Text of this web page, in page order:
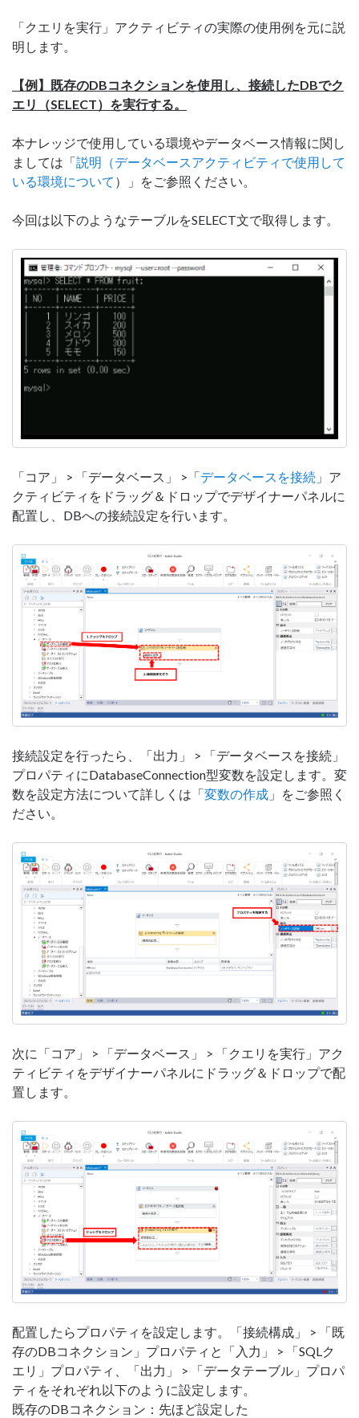
「クエリを実行」アクティビティの実際の使用例を元に説
明します。
【例】既存のDBコネクションを使用し、接続したDBでク
エリ（SELECT）を実行する。
本ナレッジで使用している環境やデータベース情報に関し
ましては「説明（データベースアクティビティで使用して
いる環境について ）」をご参照ください。
今回は以下のようなテーブルをSELECT文で取得します。
「コア」 > 「データベース」 >「データベースを接続 」ア
クティビティをドラッグ＆ドロップでデザイナーパネルに
配置し、DBへの接続設定を行います。
接続設定を行ったら、「出力」 > 「データベースを接続」
プロパティにDatabaseConnection型変数を設定します。変
数を設定方法について詳しくは「変数の作成 」をご参照く
ださい。
次に「コア」 > 「データベース」 > 「クエリを実行」アク
ティビティをデザイナーパネルにドラッグ＆ドロップで配
置します。
配置したらプロパティを設定します。「接続構成」 > 「既
存のDBコネクション」プロパティと「入力」 > 「SQLク
エリ」プロパティ、「出力」 > 「データテーブル」プロパ
ティをそれぞれ以下のように設定します。
既存のDBコネクション：先ほど設定した